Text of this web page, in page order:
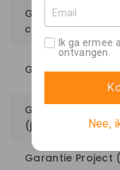
Gebruiksklasse
consumenten
Gebruiksklasse
Garantie
(jaren)
Garantie Project
Ik ga ermee
ontvangen.
Nee,